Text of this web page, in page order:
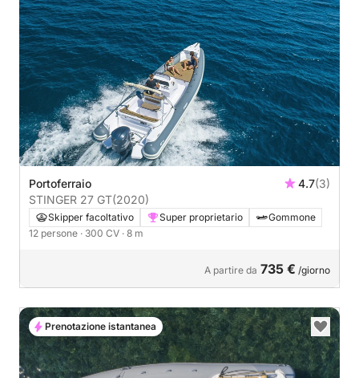
Portoferraio 4.7(3)
STINGER 27 GT(2020)
Skipper facoltativo Super proprietario
Gommone
12 persone · 300 CV · 8 m
A partire da 735 € /giorno
Prenotazione istantanea